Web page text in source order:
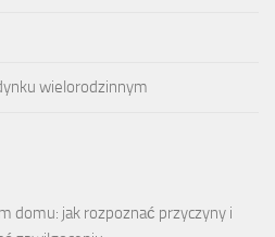
wielorodzinnym
domu: jak rozpoznać przyczyny i